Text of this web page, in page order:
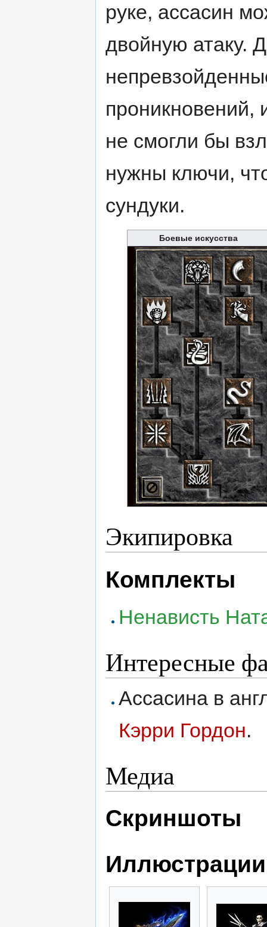
руке, ассасин
двойную атаку.
проникновений,
не смогли бы
нужны ключи,
сундуки.
Боевые искусства
Экипировка
Комплекты
Ненависть
Интересные
Ассасина в
Кэрри Гордон.
Медиа
Скриншоты
Иллюстрации